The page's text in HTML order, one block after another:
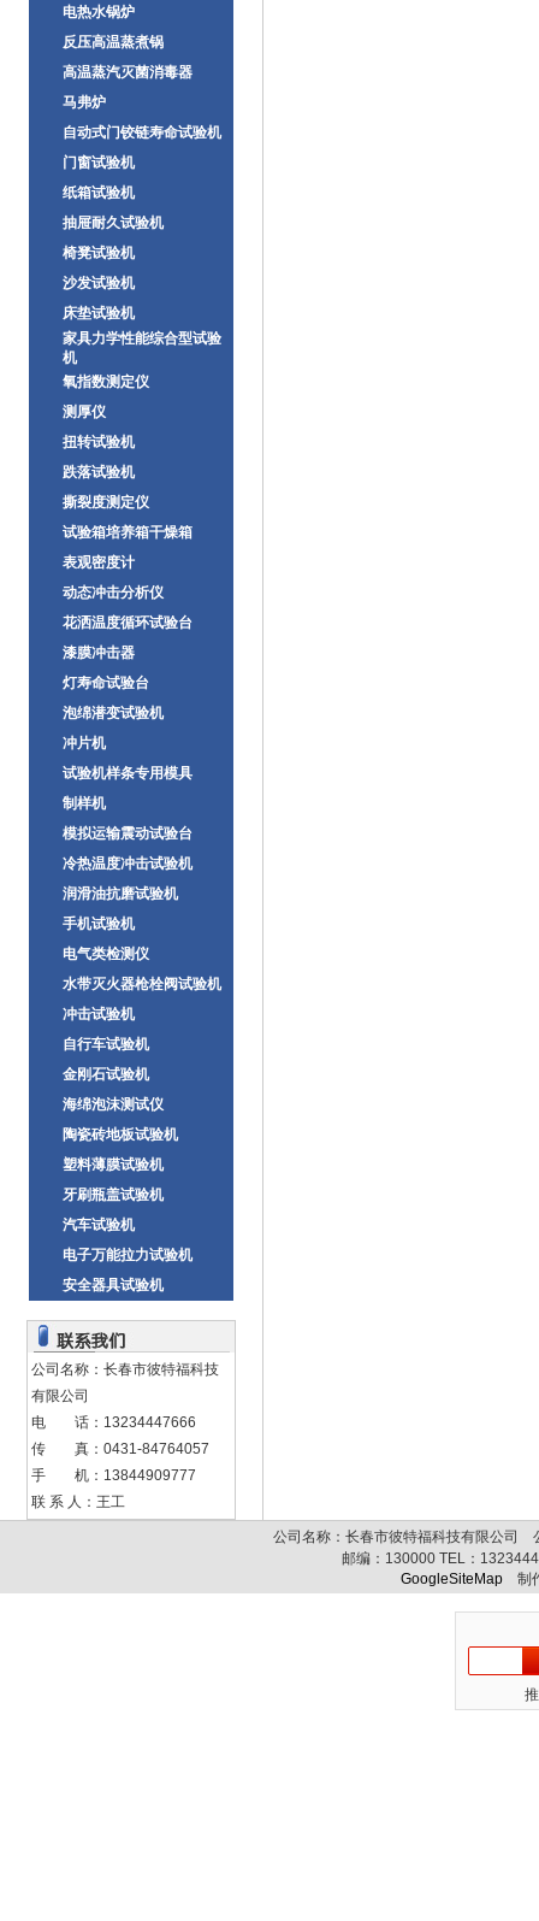
电热水锅炉
反压高温蒸煮锅
高温蒸汽灭菌消毒器
马弗炉
自动式门铰链寿命试验机
门窗试验机
纸箱试验机
抽屉耐久试验机
椅凳试验机
沙发试验机
床垫试验机
家具力学性能综合型试验
机
氧指数测定仪
测厚仪
扭转试验机
跌落试验机
撕裂度测定仪
试验箱培养箱干燥箱
表观密度计
动态冲击分析仪
花洒温度循环试验台
漆膜冲击器
灯寿命试验台
泡绵潜变试验机
冲片机
试验机样条专用模具
制样机
模拟运输震动试验台
冷热温度冲击试验机
润滑油抗磨试验机
手机试验机
电气类检测仪
水带灭火器枪栓阀试验机
冲击试验机
自行车试验机
金刚石试验机
海绵泡沫测试仪
陶瓷砖地板试验机
塑料薄膜试验机
牙刷瓶盖试验机
汽车试验机
电子万能拉力试验机
安全器具试验机
公司名称：长春市彼特福科技
有限公司
电 话：13234447666
传 真：0431-84764057
手 机：13844909777
联 系 人：王工
公司名称：长春市彼特福科技有限公司
邮编： 130000TEL：
GoogleSiteMap 制